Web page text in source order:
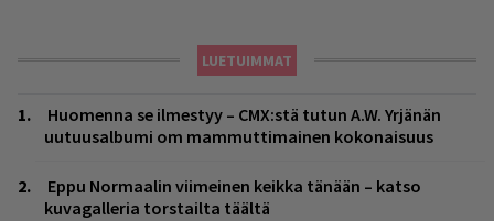
LUETUIMMAT
Huomenna se ilmestyy – CMX:stä tutun A.W. Yrjänän
uutuusalbumi om mammuttimainen kokonaisuus
Eppu Normaalin viimeinen keikka tänään – katso
kuvagalleria torstailta täältä